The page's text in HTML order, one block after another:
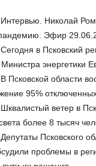
Николай
Эфир
в Псковский
энергетики
Псковской области
95%
ветер в
более 8 тысяч
Псковского
проблемы в